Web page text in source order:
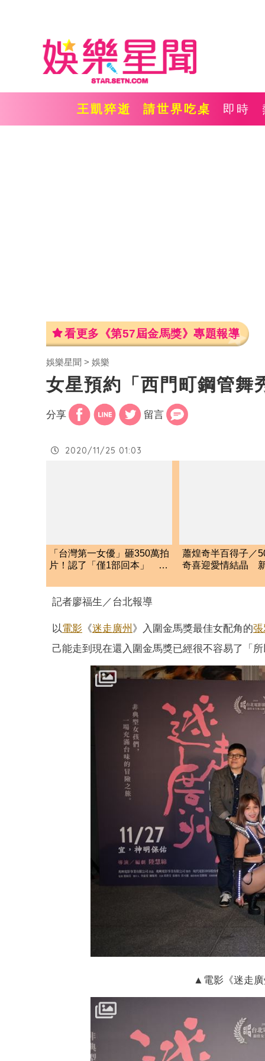
王凱猝逝 請世界吃桌 即時
看更多《第57屆金馬獎》專題報導
娛樂星聞 娛樂
女星預約「西門町鋼管
分享 留言
2020/11/25 01:03
「台灣第一女優」砸350萬拍
片！認了「僅1部回本」 超
蕭煌奇半百得子／
奇喜迎愛情結晶
記者廖福生／台北報導
以電影 《迷走廣州 》入圍金馬獎最佳女配角的
己能走到現在還入圍金馬獎已經很不容易了「
▲電影《迷走